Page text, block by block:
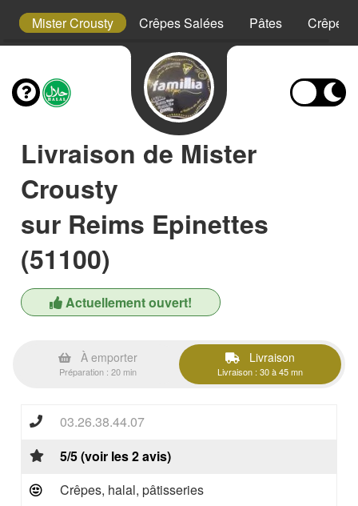
Mister Crousty Crêpes Salées Pâtes Crêpes
Livraison de Mister
Crousty
sur Reims Epinettes
(51100)
Actuellement ouvert!
À emporter
Préparation : 20 min
Livraison
Livraison : 30 à 45 mn
03.26.38.44.07
5/5 (voir les 2 avis)
Crêpes, halal, pâtisseries